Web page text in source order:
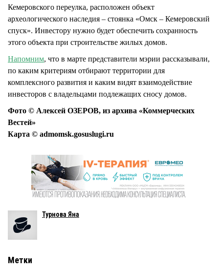
Кемеровского переулка, расположен объект
археологического наследия – стоянка «Омск – Кемеровский
спуск». Инвестору нужно будет обеспечить сохранность
этого объекта при строительстве жилых домов.
Напомним, что в марте представители мэрии рассказывали,
по каким критериям отбирают территории для
комплексного развития и каким видят взаимодействие
инвесторов с владельцами подлежащих сносу домов.
Фото © Алексей ОЗЕРОВ, из архива «Коммерческих
Вестей»
Карта © admomsk.gosuslugi.ru
Турнова Яна
Метки